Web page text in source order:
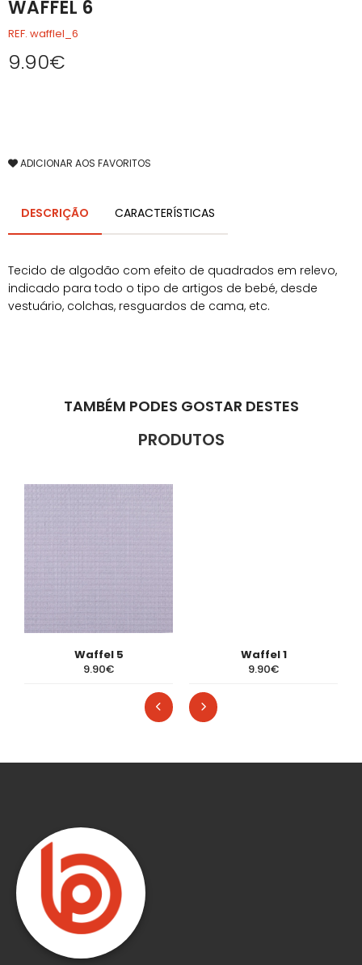
WAFFEL 6
REF. wafflel_6
9.90€
ADICIONAR AOS FAVORITOS
DESCRIÇÃO CARACTERÍSTICAS
Tecido de algodão com efeito de quadrados em relevo,
indicado para todo o tipo de artigos de bebé, desde
vestuário, colchas, resguardos de cama, etc.
TAMBÉM PODES GOSTAR DESTES
PRODUTOS
Waffel 5
9.90€
Waffel 1
9.90€